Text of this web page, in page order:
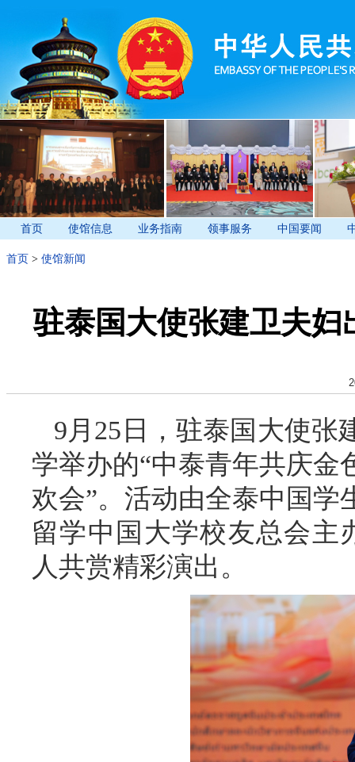
首页 使馆信息 业务指南 领事服务 中国要闻
首页 > 使馆新闻
驻泰国大使张建卫夫
9月25日，驻泰国大使张
学举办的“中泰青年共庆金
欢会”。活动由全泰中国
留学中国大学校友总会主
人共赏精彩演出。